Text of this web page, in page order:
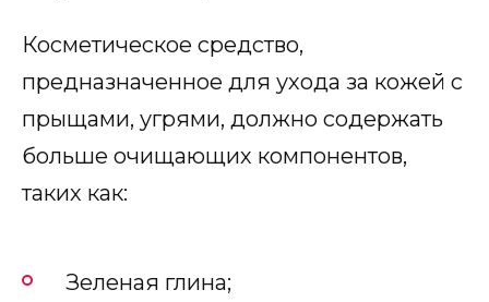
Косметическое средство,
предназначенное для ухода за кожей с
прыщами, угрями, должно содержать
больше очищающих компонентов,
таких как:
Зеленая глина;